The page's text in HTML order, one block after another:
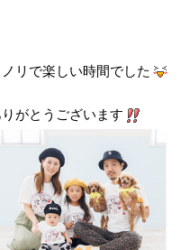
リで楽しい時間でした
がとうございます